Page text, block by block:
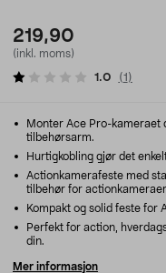
219,90
(inkl. moms)
1.0 (1 )
Monter Ace Pro-kameraet
tilbehørsarm.
Hurtigkobling gjør det
Actionkamerafeste med
tilbehør for
Kompakt og solid feste for
Perfekt for action,
din.
Mer informasjon